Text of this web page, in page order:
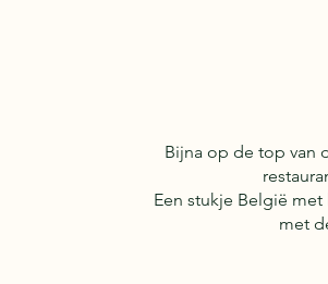
Bijna op de top van
Een stukje België
met